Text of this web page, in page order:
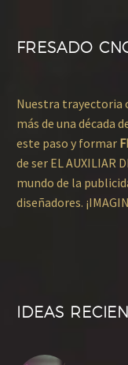
FRESADO
Nuestra trayectoria
más de una década
este paso y formar
de ser EL AUXILIAR
mundo de la
diseñadores.
IDEAS